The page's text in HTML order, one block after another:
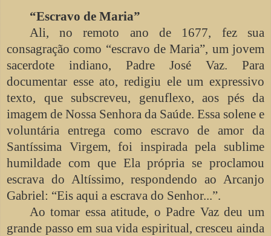
“Escravo de Maria”
Ali, no remoto ano de 1677, fez sua
consagração como “escravo de Maria”, um jovem
sacerdote indiano, Padre José Vaz. Para
documentar esse ato, redigiu ele um expressivo
texto, que subscreveu, genuflexo, aos pés da
imagem de Nossa Senhora da Saúde. Essa solene e
voluntária entrega como escravo de amor da
Santíssima Virgem, foi inspirada pela sublime
humildade com que Ela própria se proclamou
escrava do Altíssimo, respondendo ao Arcanjo
Gabriel: “Eis aqui a escrava do Senhor...”.
Ao tomar essa atitude, o Padre Vaz deu um
grande passo em sua vida espiritual, cresceu ainda